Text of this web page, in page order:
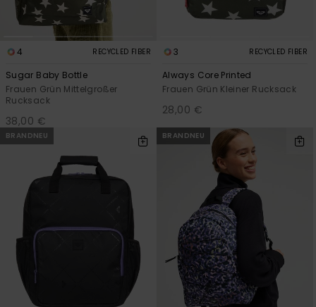
4 RECYCLED FIBER
Sugar Baby Bottle
Frauen Grün Mittelgroßer
Rucksack
38,00 €
3 RECYCLED FIBER
Always Core Printed
Frauen Grün Kleiner Rucksack
28,00 €
BRANDNEU BRANDNEU